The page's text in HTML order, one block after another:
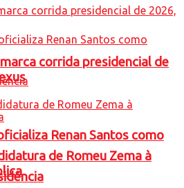
Renan Santos como
corrida presidencial de
de Romeu Zema à